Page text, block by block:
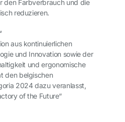
den Farbverbrauch und die
reduzieren.
aus kontinuierlichen
und Innovation sowie der
und ergonomische
den belgischen
2024 dazu veranlasst,
of the Future“